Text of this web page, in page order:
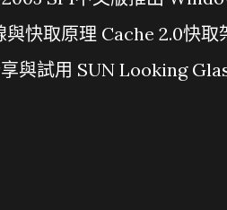
與快取原理 Cache 2.0快取
與試用 SUN Looking